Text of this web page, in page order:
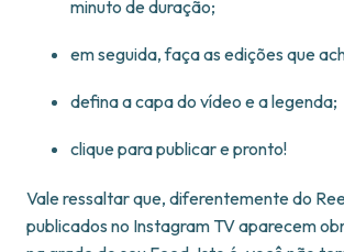
minuto de duração;
em seguida, faça as edições que
defina a capa do vídeo e a legenda;
clique para publicar e pronto!
Vale ressaltar que, diferentemente do
publicados no Instagram TV aparecem